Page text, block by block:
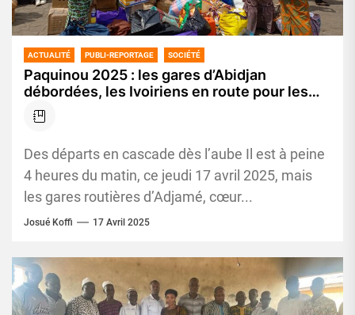
ACTUALITÉ PUBLI-REPORTAGE SOCIÉTÉ
Paquinou 2025 : les gares d’Abidjan
débordées, les Ivoiriens en route pour les
retrouvailles
Des départs en cascade dès l’aube Il est à peine
4 heures du matin, ce jeudi 17 avril 2025, mais
les gares routières d’Adjamé, cœur...
Josué Koffi 17 Avril 2025